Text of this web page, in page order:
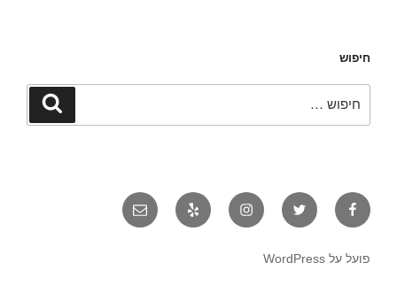
חיפוש
חיפוש
פייסבוק טוויטר אינסטגרם יאלפ אימייל
פועל על WordPress